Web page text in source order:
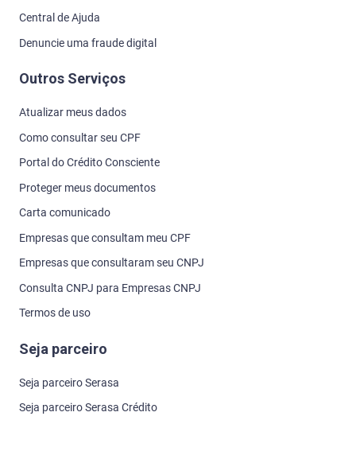
Central de Ajuda
Denuncie uma fraude digital
Outros Serviços
Atualizar meus dados
Como consultar seu CPF
Portal do Crédito Consciente
Proteger meus documentos
Carta comunicado
Empresas que consultam meu CPF
Empresas que consultaram seu CNPJ
Consulta CNPJ para Empresas CNPJ
Termos de uso
Seja parceiro
Seja parceiro Serasa
Seja parceiro Serasa Crédito